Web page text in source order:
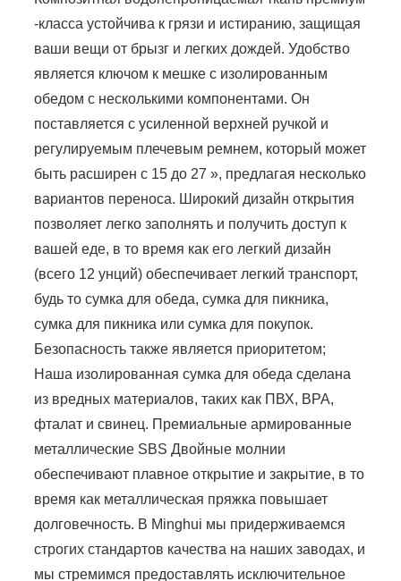
-класса устойчива к грязи и истиранию, защищая
ваши вещи от брызг и легких дождей. Удобство
является ключом к мешке с изолированным
обедом с несколькими компонентами. Он
поставляется с усиленной верхней ручкой и
регулируемым плечевым ремнем, который может
быть расширен с 15 до 27 », предлагая несколько
вариантов переноса. Широкий дизайн открытия
позволяет легко заполнять и получить доступ к
вашей еде, в то время как его легкий дизайн
(всего 12 унций) обеспечивает легкий транспорт,
будь то сумка для обеда, сумка для пикника,
сумка для пикника или сумка для покупок.
Безопасность также является приоритетом;
Наша изолированная сумка для обеда сделана
из вредных материалов, таких как ПВХ, BPA,
фталат и свинец. Премиальные армированные
металлические SBS Двойные молнии
обеспечивают плавное открытие и закрытие, в то
время как металлическая пряжка повышает
долговечность. В Minghui мы придерживаемся
строгих стандартов качества на наших заводах, и
мы стремимся предоставлять исключительное